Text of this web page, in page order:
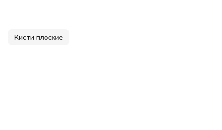
Кисти плоские